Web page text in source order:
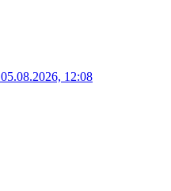
05.08.2026, 12:08